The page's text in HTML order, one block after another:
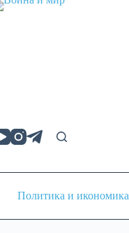
Политика и икономика